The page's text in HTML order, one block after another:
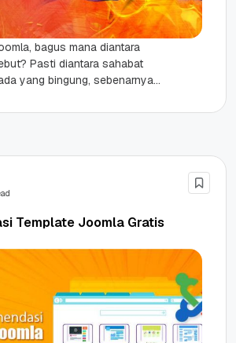
bagus mana diantara
Pasti diantara sahabat
yang bingung, sebenarnya
Template Joomla Gratis